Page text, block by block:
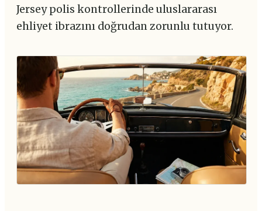
Jersey polis kontrollerinde uluslararası
ehliyet ibrazını doğrudan zorunlu tutuyor.